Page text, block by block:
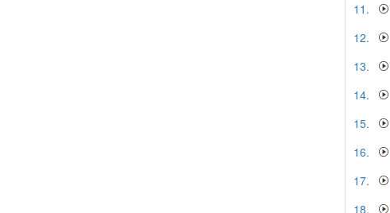
11.
12.
13.
14.
15.
16.
17.
18.